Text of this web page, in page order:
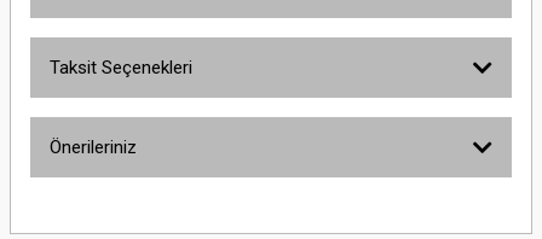
Taksit Seçenekleri
Önerileriniz
yetersiz gördüğünüz noktaları öneri formunu kullanarak tarafımıza